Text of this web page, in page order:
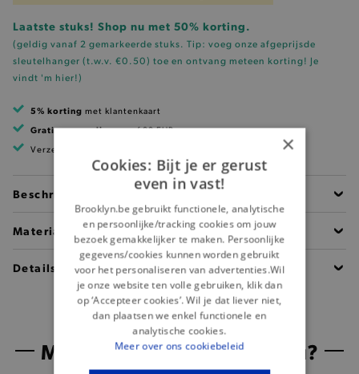
Laatste stuks! Shop nu met 50% korting.
(geldig vanaf 2 gemarkeerde stuks. Tip: voeg onze afgeprijsde
sleutelhanger (t.w.v. €0.50) toe en ontvang meteen korting! Je
vindt 'm hier!)
5% korting met klantenkaart
Gratis verzendingvanaf 99 EUR
Verzending binnen 1 à 2 werkdagen
Beschrijving
Materiaal
Details
Misschien is dit iets voor jou?
×
Cookies: Bijt je er gerust
even in vast!
Brooklyn.be gebruikt functionele, analytische
en persoonlijke/tracking cookies om jouw
bezoek gemakkelijker te maken. Persoonlijke
gegevens/cookies kunnen worden gebruikt
voor het personaliseren van advertenties.Wil
je onze website ten volle gebruiken, klik dan
op ‘Accepteer cookies’. Wil je dat liever niet,
dan plaatsen we enkel functionele en
analytische cookies.
Meer over ons cookiebeleid